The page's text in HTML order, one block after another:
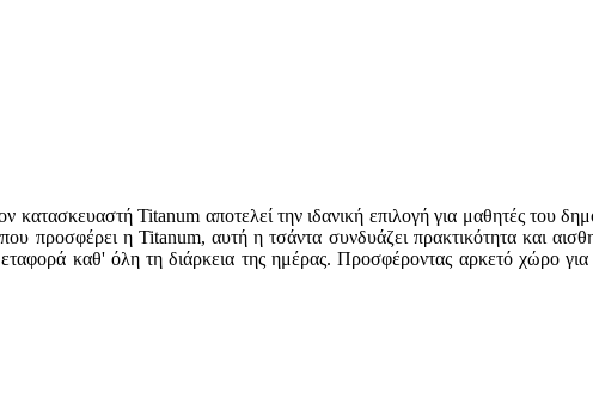
κατασκευαστή Titanum αποτελεί την ιδανική επιλογή για μαθητές του
που προσφέρει η Titanum, αυτή η τσάντα συνδυάζει πρακτικότητα και
καθ' όλη τη διάρκεια της ημέρας. Προσφέροντας αρκετό χώρο